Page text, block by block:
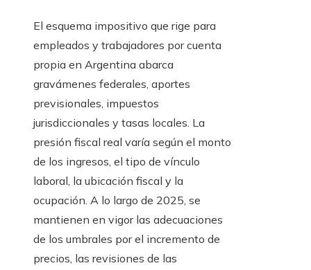
El esquema impositivo que rige para
empleados y trabajadores por cuenta
propia en Argentina abarca
gravámenes federales, aportes
previsionales, impuestos
jurisdiccionales y tasas locales. La
presión fiscal real varía según el monto
de los ingresos, el tipo de vínculo
laboral, la ubicación fiscal y la
ocupación. A lo largo de 2025, se
mantienen en vigor las adecuaciones
de los umbrales por el incremento de
precios, las revisiones de las